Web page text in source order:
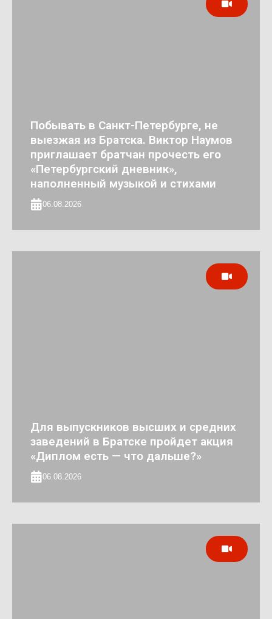
Побывать в Санкт-Петербурге, не
выезжая из Братска. Виктор Наумов
приглашает братчан прочесть его
«Петербургский дневник»,
наполненный музыкой и стихами
06.08.2026
Для выпускников высших и средних
заведений в Братске пройдет акция
«Диплом есть — что дальше?»
06.08.2026